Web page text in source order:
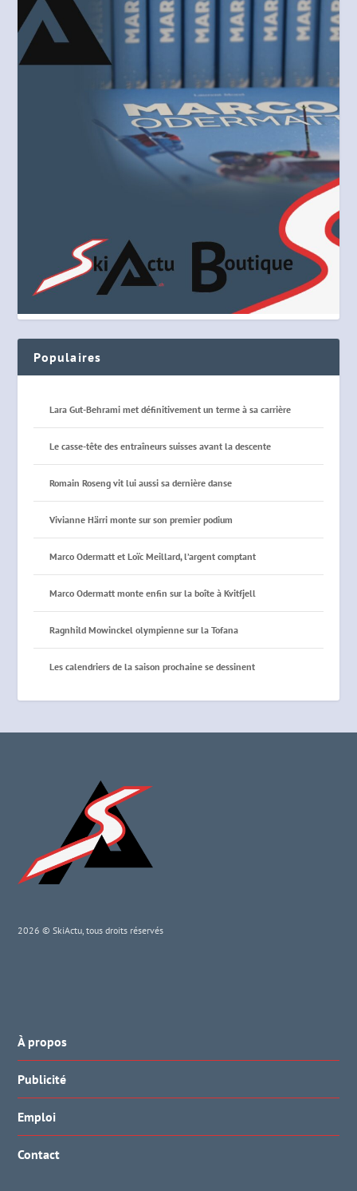
Populaires
Lara Gut-Behrami met définitivement un terme à sa carrière
Le casse-tête des entraîneurs suisses avant la descente
Romain Roseng vit lui aussi sa dernière danse
Vivianne Härri monte sur son premier podium
Marco Odermatt et Loïc Meillard, l’argent comptant
Marco Odermatt monte enfin sur la boîte à Kvitfjell
Ragnhild Mowinckel olympienne sur la Tofana
Les calendriers de la saison prochaine se dessinent
2026 © SkiActu, tous droits réservés
À propos
Publicité
Emploi
Contact